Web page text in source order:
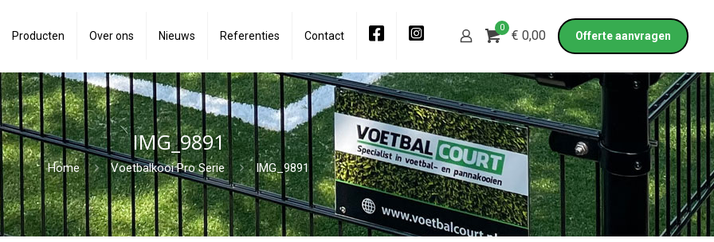
Producten Over ons Nieuws Referenties Contact
0
€ 0,00 Offerte aanvragen
IMG_9891
Home Voetbalkooi Pro Serie IMG_9891